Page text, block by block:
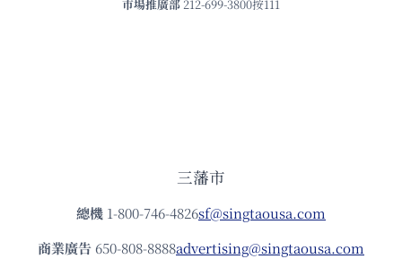
市場推廣部 212-699-3800按111
三藩市
總機 1-800-746-4826sf@singtaousa.com
商業廣告 650-808-8888advertising@singtaousa.com